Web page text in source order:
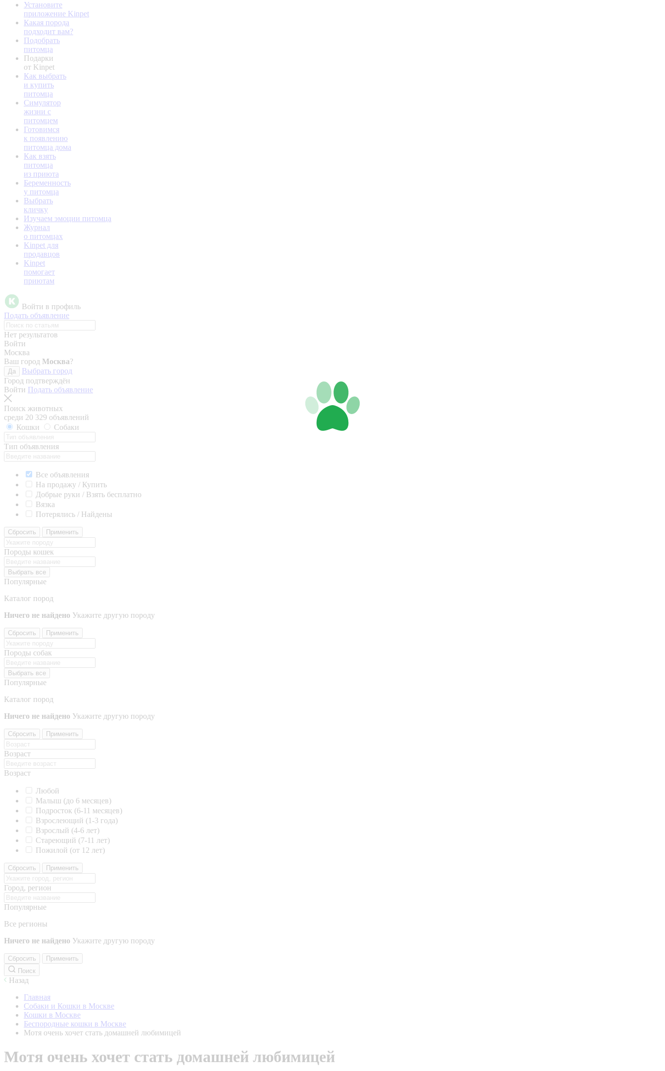
Установите
приложение Kinpet
Какая порода
подходит вам?
Подобрать
питомца
Подарки
от Kinpet
Как выбрать
и купить
питомца
Симулятор
жизни с
питомцем
Готовимся
к появлению
питомца дома
Как взять
питомца
из приюта
Беременность
у питомца
Выбрать
кличку
Изучаем эмоции питомца
Журнал
о питомцах
Kinpet для
продавцов
Kinpet
помогает
приютам
Войти в профиль
Подать объявление
Нет результатов
Войти
Москва
Ваш город Москва?
Да
Выбрать город
Город подтверждён
Войти Подать объявление
Поиск животных
среди 20 329 объявлений
Кошки
Собаки
Тип объявления
Все объявления
На продажу / Купить
Добрые руки / Взять бесплатно
Вязка
Потерялись / Найдены
Сбросить Применить
Породы кошек
Выбрать все
Популярные
Каталог пород
Ничего не найдено Укажите другую породу
Сбросить Применить
Породы собак
Выбрать все
Популярные
Каталог пород
Ничего не найдено Укажите другую породу
Сбросить Применить
Возраст
Возраст
Любой
Малыш (до 6 месяцев)
Подросток (6-11 месяцев)
Взрослеющий (1-3 года)
Взрослый (4-6 лет)
Стареющий (7-11 лет)
Пожилой (от 12 лет)
Сбросить Применить
Город, регион
Популярные
Все регионы
Ничего не найдено Укажите другую породу
Сбросить
Применить
Поиск
Назад
Главная
Собаки и Кошки в Москве
Кошки в Москве
Беспородные кошки в Москве
Мотя очень хочет стать домашней любимицей
Мотя очень хочет стать домашней любимицей